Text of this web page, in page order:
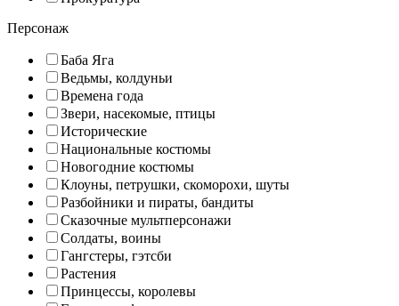
Персонаж
Баба Яга
Ведьмы, колдуньи
Времена года
Звери, насекомые, птицы
Исторические
Национальные костюмы
Новогодние костюмы
Клоуны, петрушки, скоморохи, шуты
Разбойники и пираты, бандиты
Сказочные мультперсонажи
Солдаты, воины
Гангстеры, гэтсби
Растения
Принцессы, королевы